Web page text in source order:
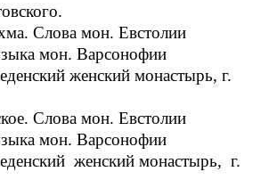
Слова мон. Евстолии
мон. Варсонофии
женский монастырь, г.
Слова мон. Евстолии
мон. Варсонофии
женский монастырь, г.